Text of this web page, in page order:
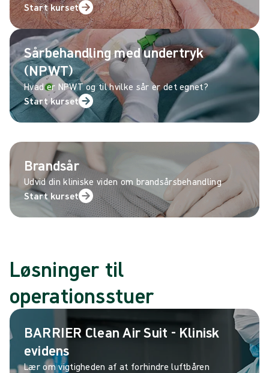
Start kurset
Sårbehandling med undertryk
(NPWT)
Hvad er NPWT og til hvilke sår er det egnet?
Start kurset
Brandsår
Udvid din kliniske viden om brandsårsbehandling
Start kurset
Løsninger til
operationsstuer
BARRIER Clean Air Suit - Klinisk
evidens
Lær om vigtigheden af at forhindre luftbåren